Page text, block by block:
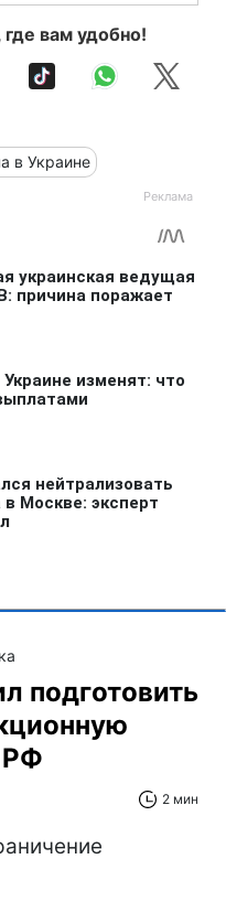
вам удобно!
в Украине
подготовить
РФ
2 мин